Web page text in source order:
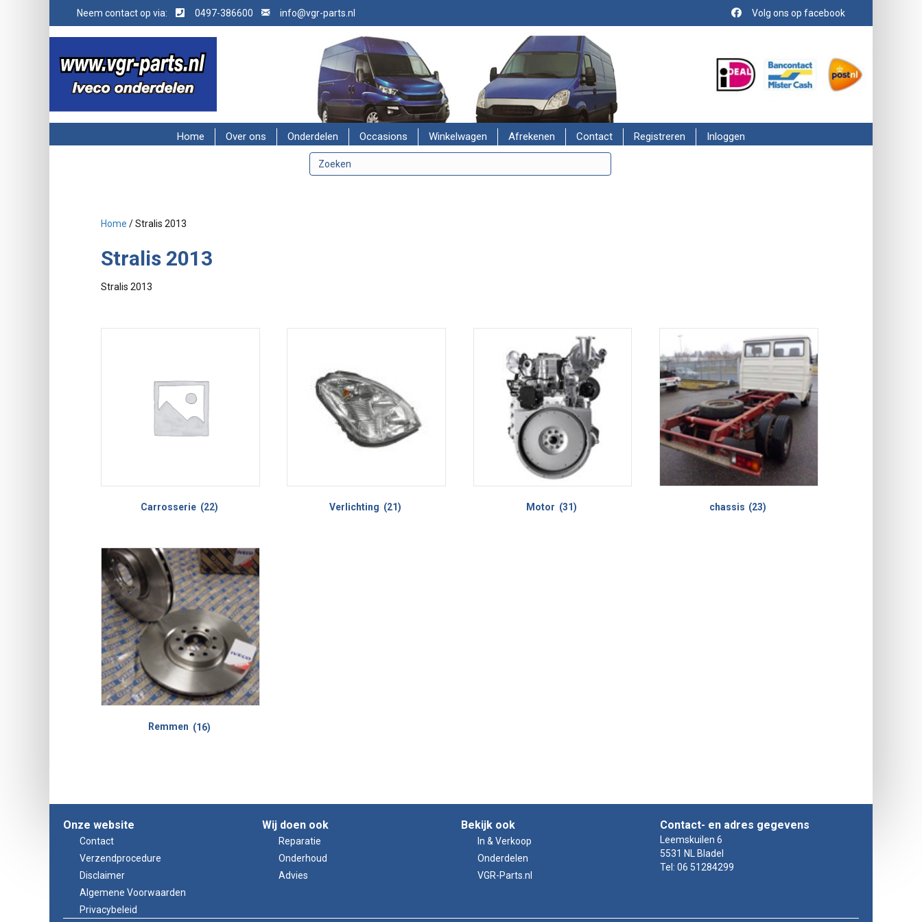
Neem contact op via: 0497-386600 info@vgr-parts.nl Volg ons op facebook
Home Over ons Onderdelen Occasions Winkelwagen Afrekenen Contact Registreren Inloggen
Home / Stralis 2013
Stralis 2013
Stralis 2013
Carrosserie (22) Verlichting (21) Motor (31) chassis (23)
Remmen (16)
Onze website
Contact
Verzendprocedure
Disclaimer
Algemene Voorwaarden
Privacybeleid
Wij doen ook
Reparatie
Onderhoud
Advies
Bekijk ook
In & Verkoop
Onderdelen
VGR-Parts.nl
Contact- en adres gegevens
Leemskuilen 6
5531 NL Bladel
Tel: 06 51284299